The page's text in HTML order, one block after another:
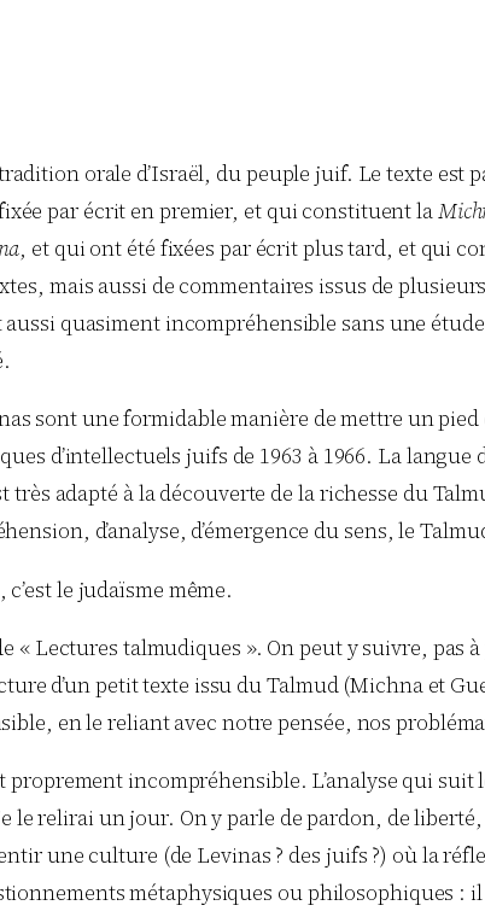
orale d’Israël, du peuple juif. Le texte est
par écrit en premier, et qui constituent la
, et qui ont été fixées par écrit plus tard, et qui
mais aussi de commentaires issus de
quasiment incompréhensible sans une
sont une formidable manière de mettre un pied
d’intellectuels juifs de 1963 à 1966. La
très adapté à la découverte de la richesse du
d’analyse, d’émergence du sens, le
le judaïsme même.
« Lectures talmudiques ». On peut y suivre, pas
d’un petit texte issu du Talmud (Michna et
en le reliant avec notre pensée, nos
proprement incompréhensible. L’analyse qui
le relirai un jour. On y parle de pardon, de
une culture (de Levinas ? des juifs ?) où la
métaphysiques ou philosophiques :